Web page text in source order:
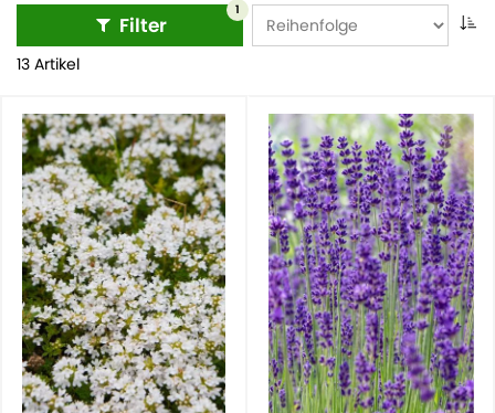
pflegeleichten Garten.
Filter
1
13 Artikel